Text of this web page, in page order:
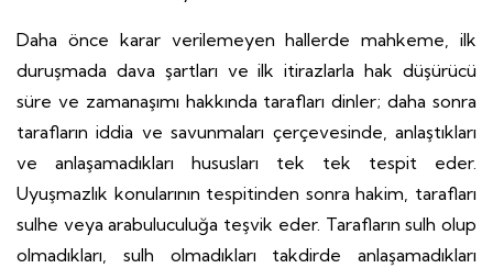
Daha önce karar verilemeyen hallerde mahkeme, ilk
duruşmada dava şartları ve ilk itirazlarla hak düşürücü
süre ve zamanaşımı hakkında tarafları dinler; daha sonra
tarafların iddia ve savunmaları çerçevesinde, anlaştıkları
ve anlaşamadıkları hususları tek tek tespit eder.
Uyuşmazlık konularının tespitinden sonra hakim, tarafları
sulhe veya arabuluculuğa teşvik eder. Tarafların sulh olup
olmadıkları, sulh olmadıkları takdirde anlaşamadıkları